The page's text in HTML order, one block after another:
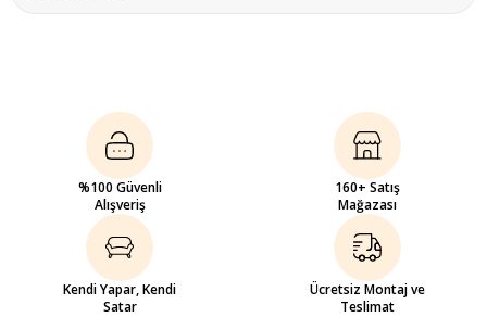
%100 Güvenli
Alışveriş
160+ Satış
Mağazası
Kendi Yapar, Kendi
Satar
Ücretsiz Montaj ve
Teslimat